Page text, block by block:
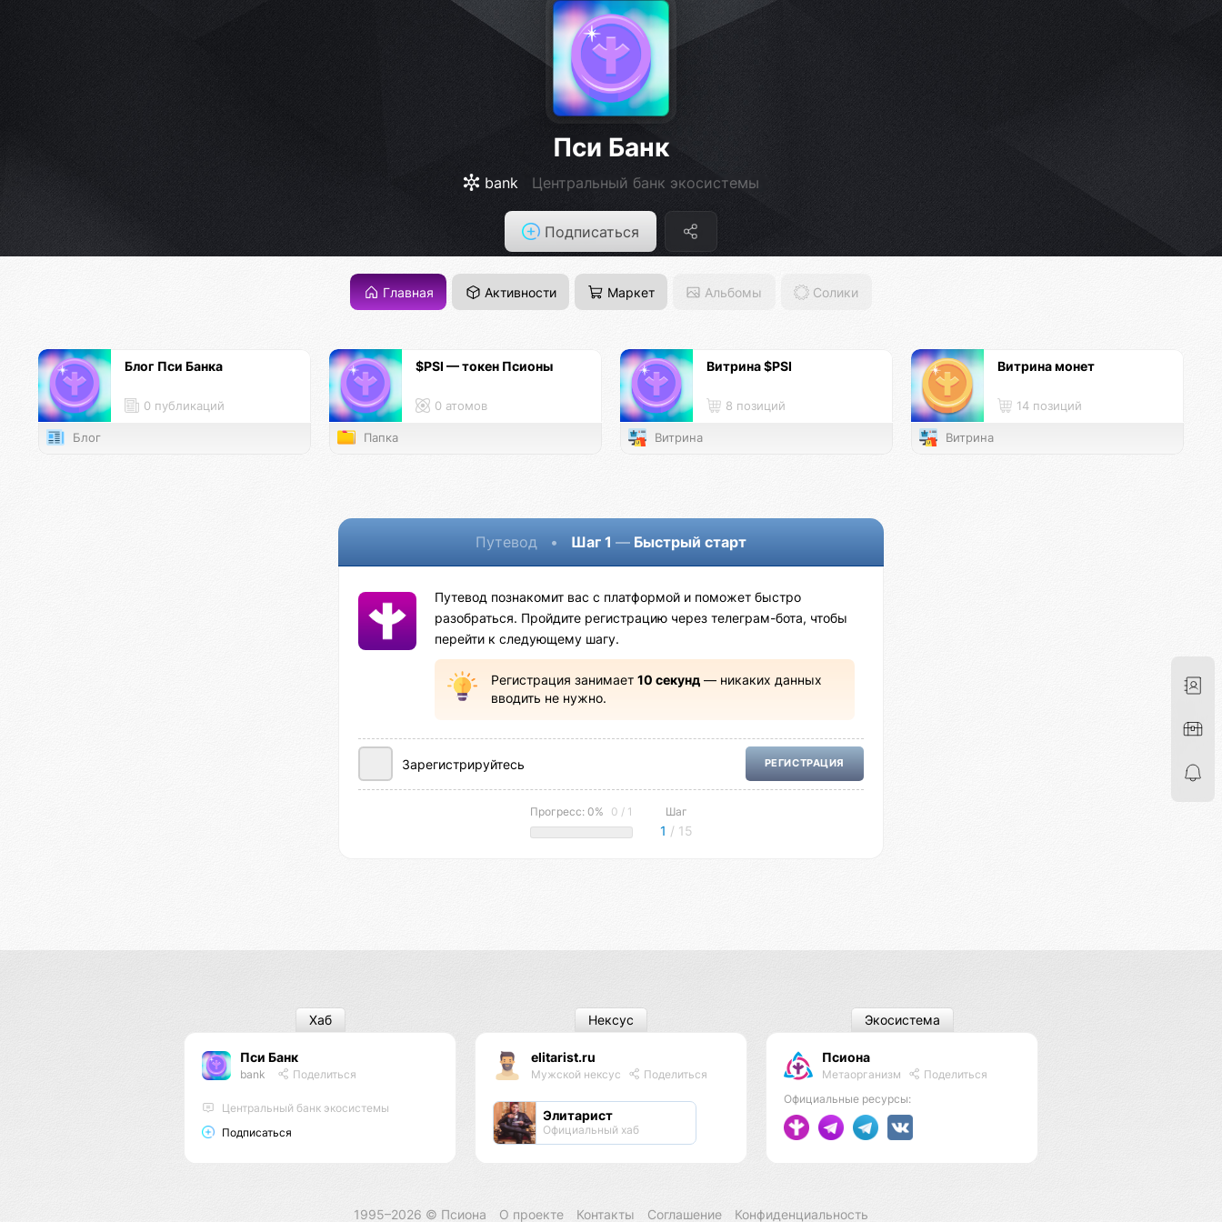
Пси Банк
bank Центральный банк экосистемы
Подписаться
Главная Активности Маркет Альбомы Солики
Блог Пси Банка
0 публикаций
Блог
$PSI — токен Псионы
0 атомов
Папка
Витрина $PSI
8 позиций
Витрина
Витрина монет
14 позиций
Витрина
Путевод • Шаг 1 — Быстрый старт
Путевод познакомит вас с платформой и поможет быстро
разобраться. Пройдите регистрацию через телеграм-бота, чтобы
перейти к следующему шагу.
Регистрация занимает 10 секунд— никаких данных
вводить не нужно.
Зарегистрируйтесь РЕГИСТРАЦИЯ
Прогресс: 0% 0 / 1 Шаг
1 / 15
Пси Банк
bank Поделиться
Центральный банк экосистемы
Подписаться
Хаб
elitarist.ru
Мужской нексус Поделиться
Элитарист
Официальный хаб
Нексус
Псиона
Метаорганизм
Поделиться
Официальные ресурсы:
Экосистема
1995–2026 © Псиона О проекте Контакты Соглашение Конфиденциальность